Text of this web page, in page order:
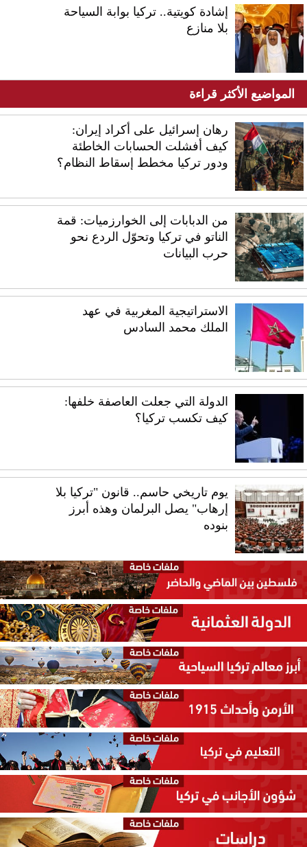
إشادة كويتية.. تركيا بوابة السياحة
بلا منازع
المواضيع الأكثر قراءة
رهان إسرائيل على أكراد إيران:
كيف أفشلت الحسابات الخاطئة
ودور تركيا مخطط إسقاط النظام؟
من الدبابات إلى الخوارزميات: قمة
الناتو في تركيا وتحوّل الردع نحو
حرب البيانات
الاستراتيجية المغربية في عهد
الملك محمد السادس
الدولة التي جعلت العاصفة خلفها:
كيف تكسب تركيا؟
يوم تاريخي حاسم.. قانون "تركيا بلا
إرهاب" يصل البرلمان وهذه أبرز
بنوده